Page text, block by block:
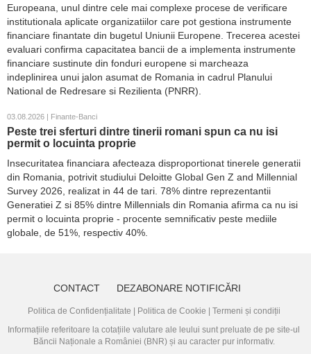
Europeana, unul dintre cele mai complexe procese de verificare
institutionala aplicate organizatiilor care pot gestiona instrumente
financiare finantate din bugetul Uniunii Europene. Trecerea acestei
evaluari confirma capacitatea bancii de a implementa instrumente
financiare sustinute din fonduri europene si marcheaza
indeplinirea unui jalon asumat de Romania in cadrul Planului
National de Redresare si Rezilienta (PNRR).
03.08.2026 | Finante-Banci
Peste trei sferturi dintre tinerii romani spun ca nu isi
permit o locuinta proprie
Insecuritatea financiara afecteaza disproportionat tinerele generatii
din Romania, potrivit studiului Deloitte Global Gen Z and Millennial
Survey 2026, realizat in 44 de tari. 78% dintre reprezentantii
Generatiei Z si 85% dintre Millennials din Romania afirma ca nu isi
permit o locuinta proprie - procente semnificativ peste mediile
globale, de 51%, respectiv 40%.
CONTACT DEZABONARE NOTIFICĂRI
Politica de Confidențialitate Politica de Cookie
Termeni și condiții
Informațiile referitoare la cotațiile valutare ale leului sunt preluate de pe site-ul
Băncii Naționale a României (BNR)și au caracter pur informativ.